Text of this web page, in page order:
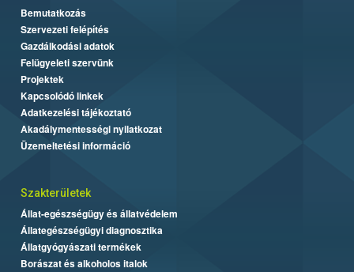
Bemutatkozás
Szervezeti felépítés
Gazdálkodási adatok
Felügyeleti szervünk
Projektek
Kapcsolódó linkek
Adatkezelési tájékoztató
Akadálymentességi nyilatkozat
Üzemeltetési információ
Szakterületek
Állat-egészségügy és állatvédelem
Állategészségügyi diagnosztika
Állatgyógyászati termékek
Borászat és alkoholos italok